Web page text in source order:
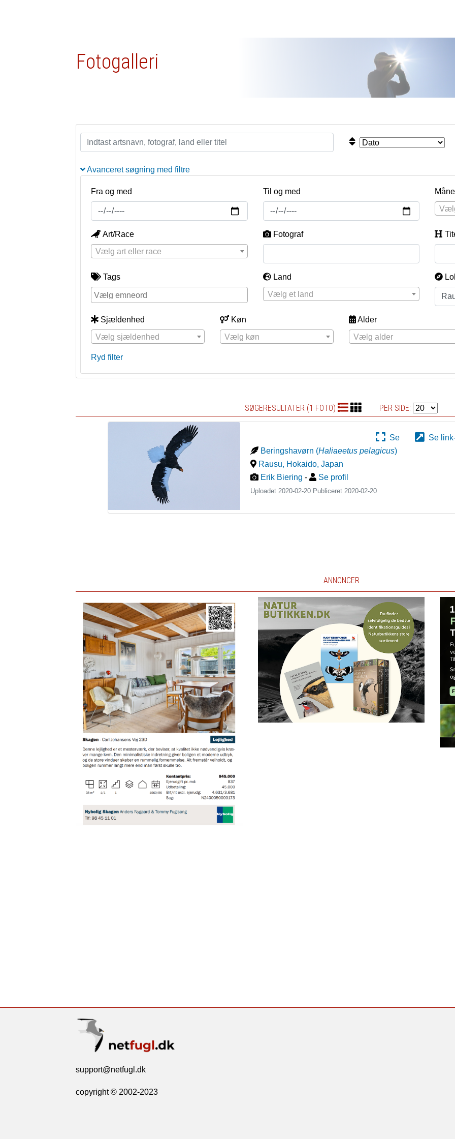
Fotogalleri
Avanceret søgning med filtre
Fra og med Til og med
Art/Race
Vælg art eller race
Fotograf
Tags
Land
Vælg et land
Sjældenhed
Vælg sjældenhed
Køn
Vælg køn
Alder
Vælg alder
Ryd filter
SØGERESULTATER (1 FOTO) PER SIDE:
Se
Se
Beringshavørn (Haliaeetus pelagicus)
Rausu, Hokaido,Japan
Erik Biering - Se profil
Uploadet 2020-02-20 Publiceret2020-02-20
ANNONCER
support@netfugl.dk
copyright © 2002-2023